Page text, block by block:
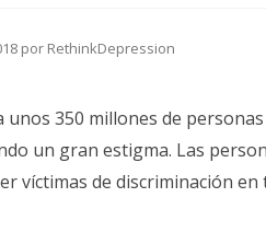
por RethinkDepression
unos 350 millones de
un gran estigma. Las
víctimas de discriminación en